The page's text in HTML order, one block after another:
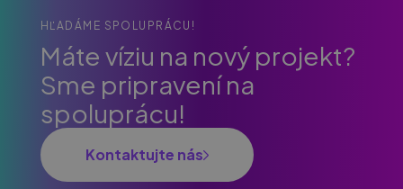
HĽADÁME SPOLUPRÁCU!
Máte víziu na nový projekt?
Sme pripravení na
spoluprácu!
Kontaktujte nás